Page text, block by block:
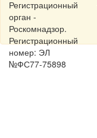
Регистрационный
орган -
Роскомнадзор.
Регистрационный
номер: ЭЛ
№ФС77-75898